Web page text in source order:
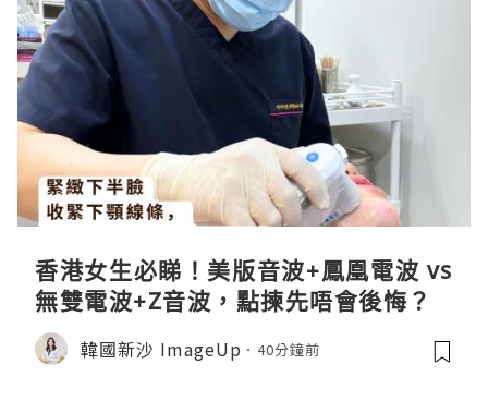
香港女生必睇！美版音波+鳳凰電波 vs
無雙電波+Z音波，點揀先唔會後悔？
韓國新沙 ImageUp 40分鐘前